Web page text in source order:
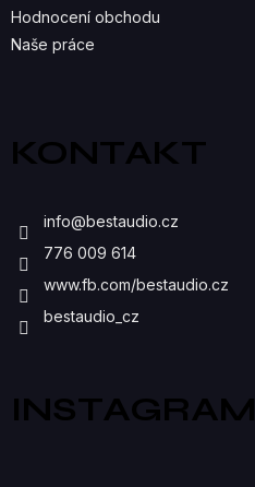
Hodnocení obchodu
Naše práce
KONTAKT
info@bestaudio.cz
776 009 614
www.fb.com/bestaudio.cz
bestaudio_cz
INSTAGRAM